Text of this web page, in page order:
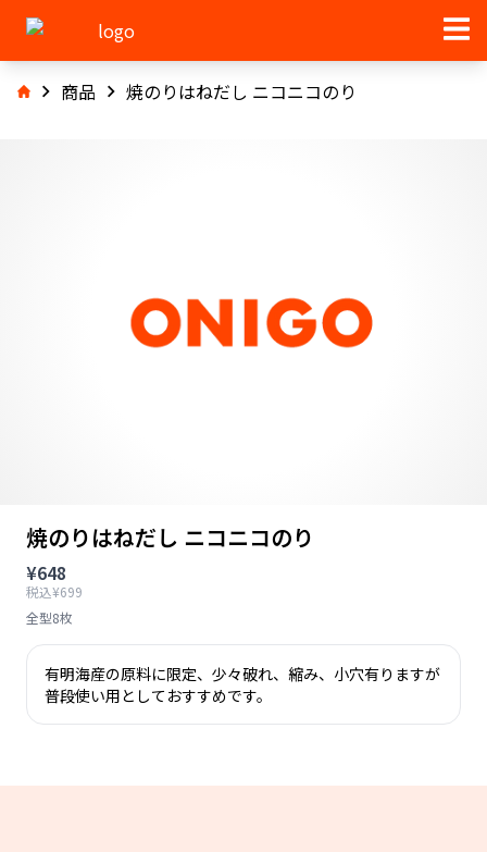
商品 焼のりはねだし ニコニコのり
焼のりはねだし ニコニコのり
¥648
税込¥699
全型8枚
有明海産の原料に限定、少々破れ、縮み、小穴有りますが
普段使い用としておすすめです。